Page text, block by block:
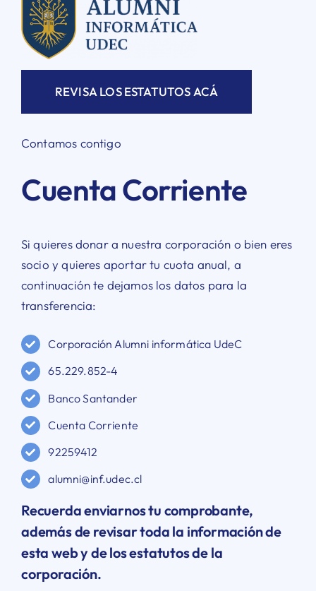
REVISA LOS ESTATUTOS ACÁ
Contamos contigo
Cuenta Corriente
Si quieres donar a nuestra corporación o bien eres
socio y quieres aportar tu cuota anual, a
continuación te dejamos los datos para la
transferencia:
Corporación Alumni informática UdeC
65.229.852-4
Banco Santander
Cuenta Corriente
92259412
alumni@inf.udec.cl
Recuerda enviarnos tu comprobante,
además de revisar toda la información de
esta web y de los estatutos de la
corporación.